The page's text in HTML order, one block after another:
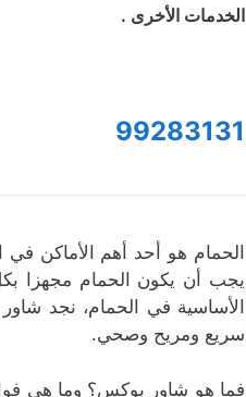
الخدمات الأخرى .
99283131
الحمام هو أحد أهم الأماكن في
يجب أن يكون الحمام مجهزا
الأساسية في الحمام، نجد
سريع ومريح وصحي.
فما هو شاور بوكس؟ وما هي